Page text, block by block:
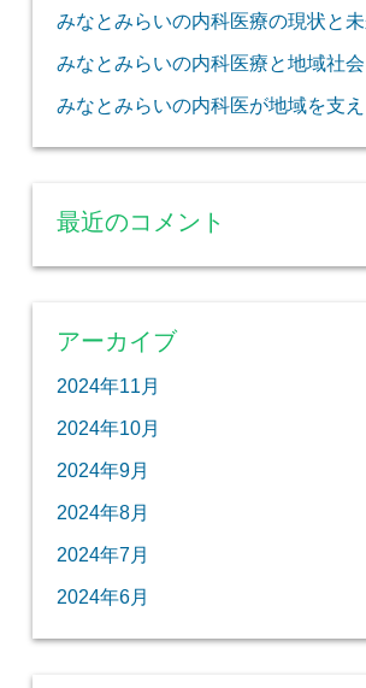
みなとみらいの内科医療の現状と
みなとみらいの内科医療と地域社会
みなとみらいの内科医が地域を支
最近のコメント
アーカイブ
2024年11月
2024年10月
2024年9月
2024年8月
2024年7月
2024年6月